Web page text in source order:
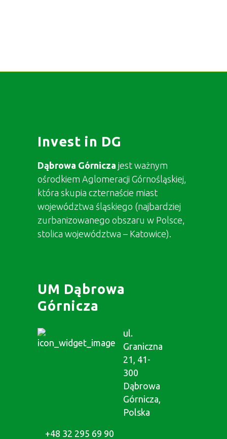
Invest in DG
Dąbrowa Górnicza jest ważnym
ośrodkiem Aglomeracji Górnośląskiej,
która skupia czternaście miast
województwa śląskiego (najbardziej
zurbanizowanego obszaru w Polsce,
stolica województwa – Katowice).
UM Dąbrowa
Górnicza
ul.
Graniczna
21, 41-
300
Dąbrowa
Górnicza,
Polska
+48 32 295 69 90